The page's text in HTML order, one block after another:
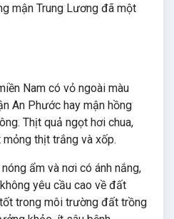
mận Trung Lương đã một
Nam có vỏ ngoài màu
An Phước hay mận hồng
Thịt quả ngọt hơi chua,
thịt trắng và xốp.
ẩm và nơi có ánh nắng,
yêu cầu cao về đất
trong môi trường đất trồng